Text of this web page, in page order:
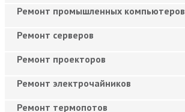
Ремонт промышленных компьютеров
Ремонт серверов
Ремонт проекторов
Ремонт электрочайников
Ремонт термопотов